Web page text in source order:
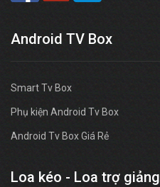
Android TV Box
Smart Tv Box
Phụ kiện Android Tv Box
Android Tv Box Giá Rẻ
Loa kéo - Loa trợ giảng